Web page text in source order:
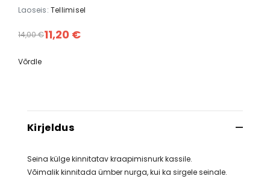
Laoseis: Tellimisel
11,20 €
14,00 €
Võrdle
Kirjeldus
Seina külge kinnitatav kraapimisnurk kassile.
Võimalik kinnitada ümber nurga, kui ka sirgele seinale.